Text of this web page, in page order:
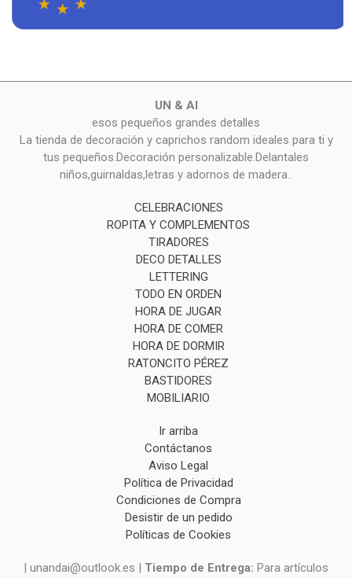
UN & AI
esos pequeños grandes detalles
La tienda de decoración y caprichos random ideales para ti y
tus pequeños.Decoración personalizable.Delantales
niños,guirnaldas,letras y adornos de madera..
CELEBRACIONES
ROPITA Y COMPLEMENTOS
TIRADORES
DECO DETALLES
LETTERING
TODO EN ORDEN
HORA DE JUGAR
HORA DE COMER
HORA DE DORMIR
RATONCITO PÉREZ
BASTIDORES
MOBILIARIO
Ir arriba
Contáctanos
Aviso Legal
Política de Privacidad
Condiciones de Compra
Desistir de un pedido
Políticas de Cookies
| unandai@outlook.es | Tiempo de Entrega: Para artículos